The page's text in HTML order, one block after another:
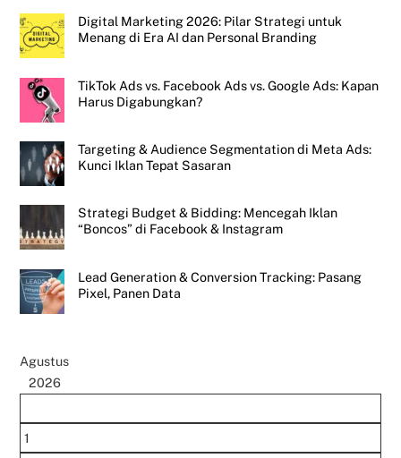
Digital Marketing 2026: Pilar Strategi untuk
Menang di Era AI dan Personal Branding
TikTok Ads vs. Facebook Ads vs. Google Ads: Kapan
Harus Digabungkan?
Targeting & Audience Segmentation di Meta Ads:
Kunci Iklan Tepat Sasaran
Strategi Budget & Bidding: Mencegah Iklan
“Boncos” di Facebook & Instagram
Lead Generation & Conversion Tracking: Pasang
Pixel, Panen Data
Agustus
2026
1